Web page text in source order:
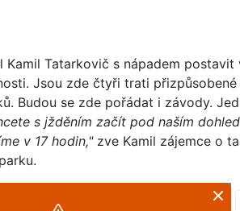
Kamil Tatarkovič s nápadem
Jsou zde čtyři trati
Budou se zde pořádat i závody.
s jžděním začít pod naším
v 17 hodin,"zve Kamil zájemce o